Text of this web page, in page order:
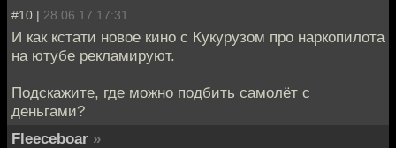
#10 | 28.06.17 17:31
И как кстати новое кино с Кукурузом про наркопилота
на ютубе рекламируют.
Подскажите, где можно подбить самолёт с
деньгами?
Fleeceboar »